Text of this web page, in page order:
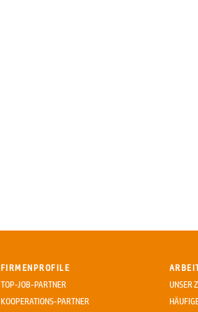
FIRMENPROFILE
TOP-JOB-PARTNER
KOOPERATIONS-PARTNER
UNSER